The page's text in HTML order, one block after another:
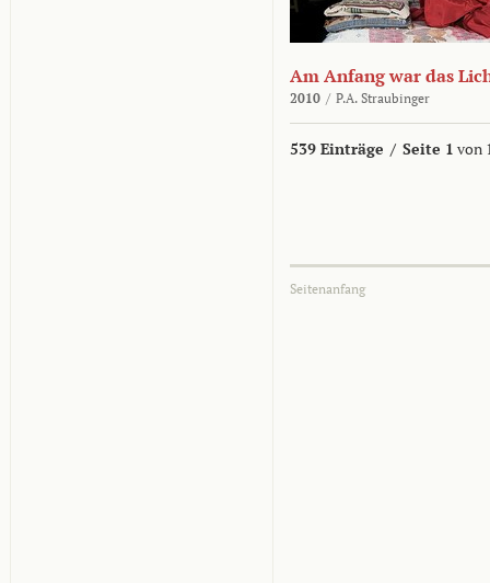
Am Anfang war das
2010 / P.A. Straubinger
539 Einträge / Seite 1 von
Seitenanfang